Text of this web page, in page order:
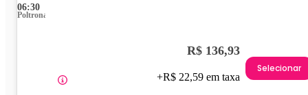
06:30
Poltrona
R$ 136,93
+R$ 22,59 em taxa
Selecionar